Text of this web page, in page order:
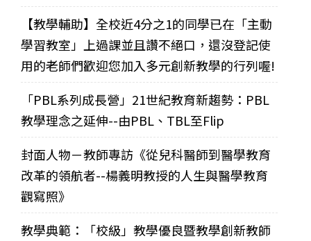
【教學輔助】全校近4分之1的同學已在「主動
學習教室」上過課並且讚不絕口，還沒登記使
用的老師們歡迎您加入多元創新教學的行列喔!
「PBL系列成長營」21世紀教育新趨勢：PBL
教學理念之延伸--由PBL、TBL至Flip
封面人物－教師專訪《從兒科醫師到醫學教育
改革的領航者--楊義明教授的人生與醫學教育
觀寫照》
教學典範：「校級」教學優良暨教學創新教師